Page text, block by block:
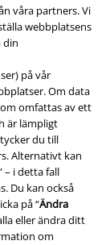
våra partners. Vi
webbplatsens
din
på vår
Om data
omfattas av ett
är lämpligt
du till
Alternativt kan
– i detta fall
Du kan också
på “Ändra
eller ändra ditt
om